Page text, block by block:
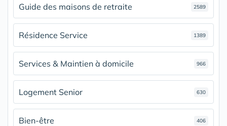
Guide des maisons de retraite 2589
Résidence Service 1389
Services & Maintien à domicile 966
Logement Senior 630
Bien-être 406